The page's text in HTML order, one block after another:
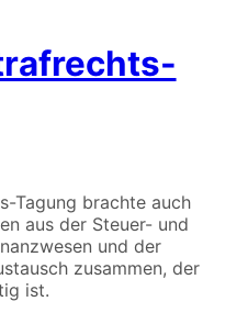
Tagung brachte auch
aus der Steuer- und
und der
zusammen, der
ist.